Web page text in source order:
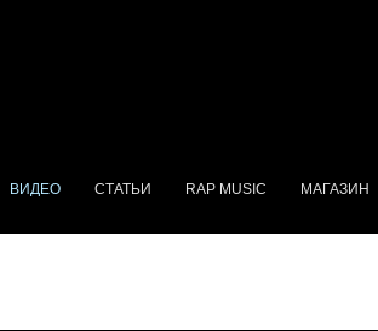
ВИДЕО СТАТЬИ RAP MUSIC МАГАЗИН